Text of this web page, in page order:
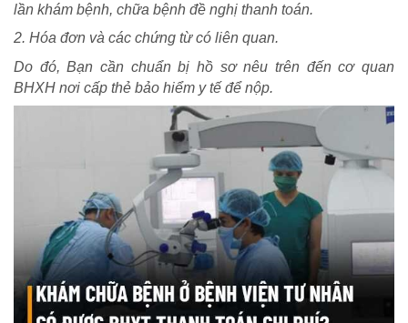
TRÁCH NHIỆM CỘNG ĐỒNG
Doanh nghiệp - Doanh nhân
Mô hình tiêu biểu
lần khám bệnh, chữa bệnh đề nghị thanh toán.
2. Hóa đơn và các chứng từ có liên quan.
Do đó, Bạn cần chuẩn bị hồ sơ nêu trên đến cơ quan
BHXH nơi cấp thẻ bảo hiểm y tế để nộp.